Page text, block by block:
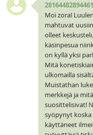
Moi zora!
mahtuvat
olleet
käsinpesua
on kyllä yksi
Mitä
ulkomailla
Muistathan
merkkejä ja
suosittelisivat!
syöpynyt
käyttäneet